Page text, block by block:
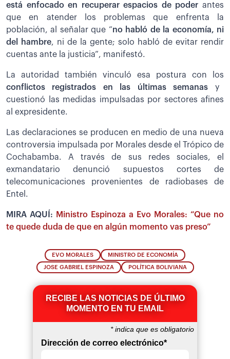
está enfocado en recuperar espacios de poder antes
que en atender los problemas que enfrenta la
población, al señalar que “no habló de la economía, ni
del hambre, ni de la gente; solo habló de evitar rendir
cuentas ante la justicia”, manifestó.
La autoridad también vinculó esa postura con los
conflictos registrados en las últimas semanas y
cuestionó las medidas impulsadas por sectores afines
al expresidente.
Las declaraciones se producen en medio de una nueva
controversia impulsada por Morales desde el Trópico de
Cochabamba. A través de sus redes sociales, el
exmandatario denunció supuestos cortes de
telecomunicaciones provenientes de radiobases de
Entel.
MIRA AQUÍ:
Ministro Espinoza a Evo Morales: “Que no
te quede duda de que en algún momento vas preso”
EVO MORALES MINISTRO DE ECONOMÍA
JOSE GABRIEL ESPINOZA POLÍTICA BOLIVIANA
RECIBE LAS NOTICIAS DE ÚLTIMO
MOMENTO EN TU EMAIL
*indica que es obligatorio
Dirección de correo electrónico*